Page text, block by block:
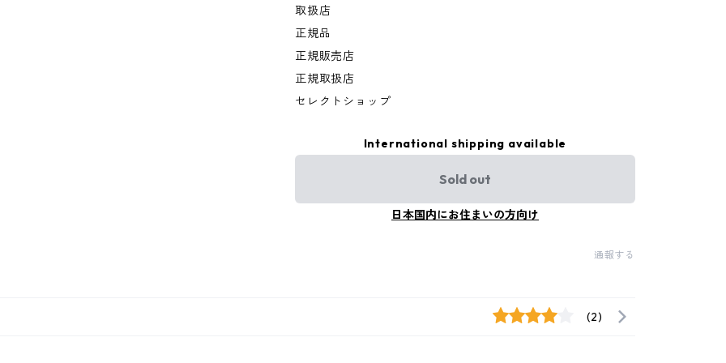
取扱店
正規品
正規販売店
正規取扱店
セレクトショップ
International shipping available
Sold out
日本国内にお住まいの方向け
通報する
(2)